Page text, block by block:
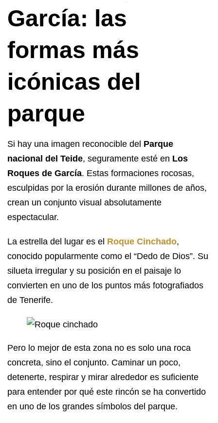
García: las
formas más
icónicas del
parque
Si hay una imagen reconocible del Parque
nacional del Teide, seguramente esté en Los
Roques de García. Estas formaciones rocosas,
esculpidas por la erosión durante millones de años,
crean un conjunto visual absolutamente
espectacular.
La estrella del lugar es el Roque Cinchado,
conocido popularmente como el “Dedo de Dios”. Su
silueta irregular y su posición en el paisaje lo
convierten en uno de los puntos más fotografiados
de Tenerife.
Pero lo mejor de esta zona no es solo una roca
concreta, sino el conjunto. Caminar un poco,
detenerte, respirar y mirar alrededor es suficiente
para entender por qué este rincón se ha convertido
en uno de los grandes símbolos del parque.